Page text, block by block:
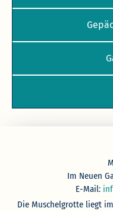
Im Neuen
E-Mail:
Die Muschelgrotte liegt